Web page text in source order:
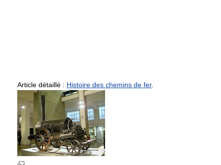
Article détaillé : Histoire des chemins de fer.